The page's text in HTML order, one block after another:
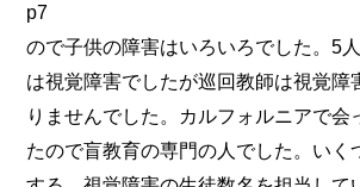
p7
ので子供の障害はいろいろでした。5
は視覚障害でしたが巡回教師は視覚障
りませんでした。カルフォルニアで会
たので盲教育の専門の人でした。いく